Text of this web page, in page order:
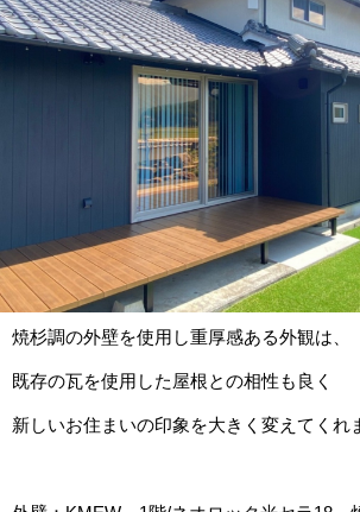
焼杉調の外壁を使用し重厚感ある外観は、
既存の瓦を使用した屋根との相性も良く
新しいお住まいの印象を大きく変えてくれ